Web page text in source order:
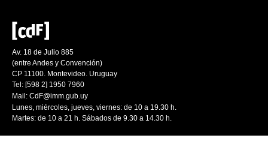
Av. 18 de Julio 885
(entre Andes y Convención)
CP 11100. Montevideo. Uruguay
Tel: [598 2] 1950 7960
Mail: CdF@imm.gub.uy
Lunes, miércoles, jueves, viernes: de 10 a 19.30 h.
Martes: de 10 a 21 h. Sábados de 9.30 a 14.30 h.